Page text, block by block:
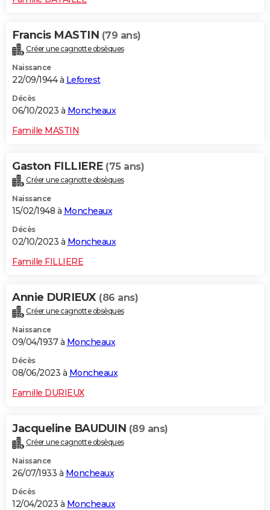
Francis MASTIN (79 ans)
Créer une cagnotte obsèques
Naissance
22/09/1944 à Leforest
Décès
06/10/2023 à Moncheaux
Famille MASTIN
Gaston FILLIERE (75 ans)
Créer une cagnotte obsèques
Naissance
15/02/1948 à Moncheaux
Décès
02/10/2023 à Moncheaux
Famille FILLIERE
Annie DURIEUX (86 ans)
Créer une cagnotte obsèques
Naissance
09/04/1937 à Moncheaux
Décès
08/06/2023 à Moncheaux
Famille DURIEUX
Jacqueline BAUDUIN (89 ans)
Créer une cagnotte obsèques
Naissance
26/07/1933 à Moncheaux
Décès
12/04/2023 à Moncheaux